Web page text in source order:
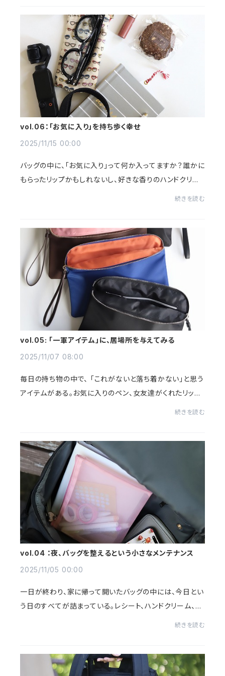
vol.06：「お気に入り」を持ち歩く幸せ
2025/11/15 00:00
バッグの中に、「お気に入り」って何か入ってますか？誰かに
もらったリップかもしれないし、好きな香りのハンドクリー
続きを読む
vol.05: 「一軍アイテム」に、居場所を与えてみる
2025/11/07 08:00
毎日の持ち物の中で、 「これがないと落ち着かない」と思う
アイテムがある。お気に入りのペン、女友達がくれたリップ、
続きを読む
vol.04 ：夜、バッグを整えるという小さなメンテナンス
2025/11/05 00:00
一日が終わり、家に帰って開いたバッグの中には、今日とい
う日のすべてが詰まっている。レシート、ハンドクリーム、食
続きを読む